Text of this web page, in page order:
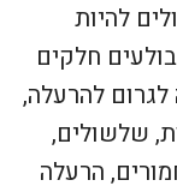
להיות
חלקים
להרעלה,
שלשולים,
הרעלה